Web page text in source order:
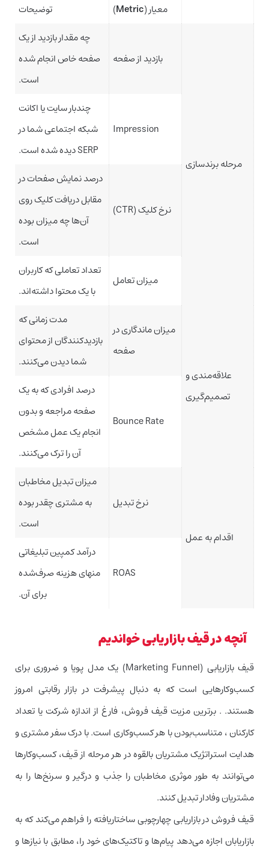
معیار (Metric
) توضیحات
مرحله برندسازی
بازدید از صفحه
چه مقدار بازدید از یک
صفحه خاص انجام شده
است.
Impression
چندبار سایت یا اکانت
شبکه اجتماعی شما در
SERP دیده شده است.
نرخ کلیک (CTR)
درصد نمایش صفحات در
مقابل دریافت کلیک روی
آن‌ها چه میزان بوده
است.
میزان تعامل
تعداد تعاملی که کاربران
با یک محتوا داشته‌اند.
علاقه‌مندی و
تصمیم‌گیری
میزان ماندگاری در
صفحه
مدت زمانی که
بازدیدکنندگان از محتوای
شما دیدن می‌کنند.
Bounce Rate
درصد افرادی که به یک
صفحه مراجعه و بدون
انجام یک عمل مشخص
آن را ترک می‌کنند.
اقدام به عمل
نرخ تبدیل
میزان تبدیل مخاطبان
به مشتری چقدر بوده
است.
ROAS
درآمد کمپین تبلیغاتی
منهای هزینه صرف‌شده
برای آن.
آنچه در قیف بازاریابی خواندیم
قیف بازاریابی (Marketing Funnel) یک مدل پویا و ضروری برای
کسب‌و‌کارهایی است که به دنبال پیشرفت در بازار رقابتی امروز
هستند. . برترین مزیت قیف فروش، فارغ از اندازه‌ شرکت یا تعداد
کارکنان ، متناسب‌بودن با هر کسب‌وکاری است. با درک سفر مشتری و
هدایت استراتژیک مشتریان بالقوه در هر مرحله از قیف، کسب‌وکارها
می‌توانند به طور موثری مخاطبان را جذب و درگیر و سرنخ‌ها را به
مشتریان وفادار تبدیل کنند.
قیف فروش در بازاریابی چهارچوبی ساختاریافته را فراهم می‌کند که به
بازاریابان اجازه می‌دهد پیام‌ها و تاکتیک‌های خود را، مطابق با نیازها و